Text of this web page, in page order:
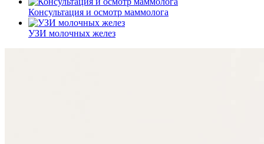
Консультация и осмотр маммолога
УЗИ молочных желез